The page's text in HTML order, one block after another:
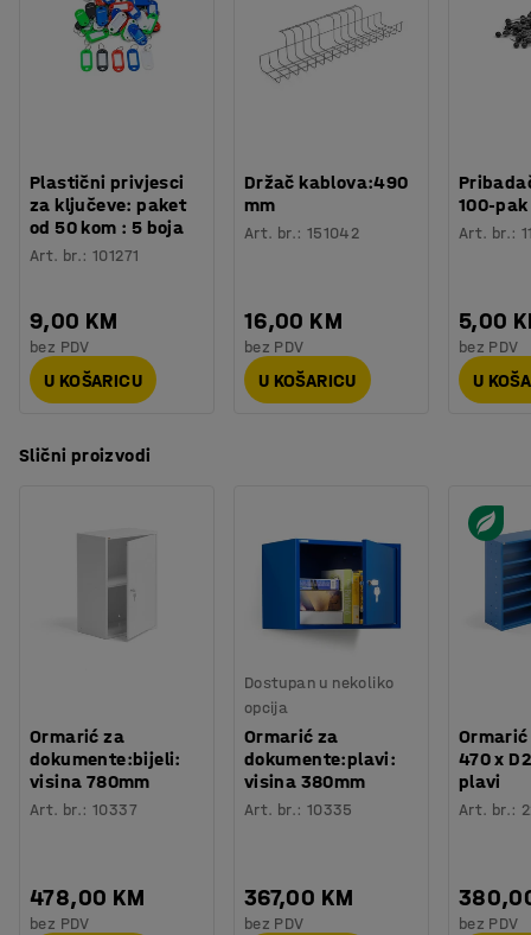
dodatnu opremu).
Broj za boju okvira ormara
RAL 9003
Broj polica: 4
Nosivost police
Montaža: Dolazi sastavljeno
Testirano: EN 16121:2023
Kvaliteta - Eko oznaka
Plastični privjesci
za ključeve: paket
od 50 kom : 5 boja
Art. br.:101271
9,00 KM
bez PDV
U KOŠARICU
Držač kablova:490
mm
Art. br.: 151042
16,00 KM
bez PDV
U KOŠARICU
100-pak
Art. br.:
5,00
bez PDV
U
Slični proizvodi
Ormarić za
dokumente:bijeli:
visina 780mm
Art. br.:10337
478,00 KM
bez PDV
Dostupan u nekoliko
opcija
Ormarić za
dokumente:plavi:
visina 380mm
Art. br.: 10335
367,00 KM
bez PDV
Ormarić
470 x
plavi
Art. br.:
bez PDV